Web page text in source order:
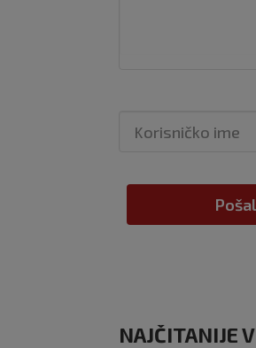
NAJČITANIJE